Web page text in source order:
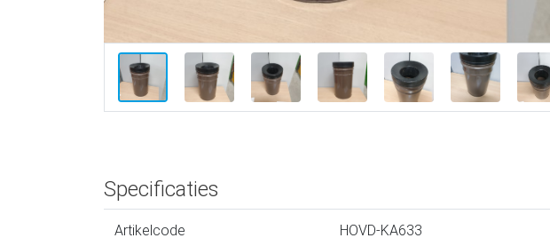
Specificaties
Artikelcode HOVD-KA633